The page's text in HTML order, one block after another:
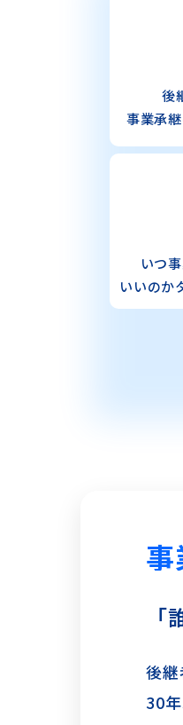
後
事業承
いつ
いいのか
後継
30